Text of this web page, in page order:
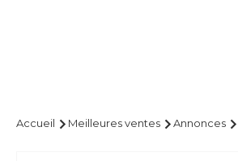
Accueil Meilleures ventes Annonces